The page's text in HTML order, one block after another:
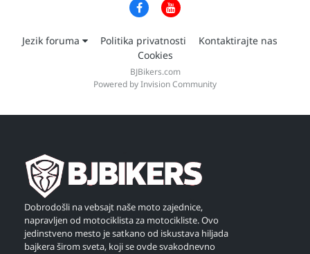
Jezik foruma Politika privatnosti
Kontaktirajte nas
Cookies
BJBikers.com
Powered by Invision Community
Dobrodošli na vebsajt naše moto zajednice,
napravljen od motociklista za motocikliste. Ovo
jedinstveno mesto je satkano od iskustava hiljada
bajkera širom sveta, koji se ovde svakodnevno